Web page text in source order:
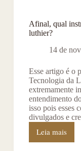
Afinal, qual
luthier?
14 de
Esse artigo é o
Tecnologia da
extremamente
entendimento
isso pois esses
divulgados e
Leia mais